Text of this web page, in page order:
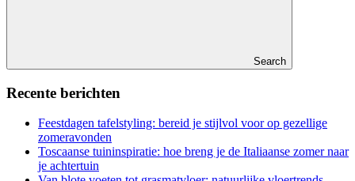
Search
Recente berichten
Feestdagen tafelstyling: bereid je stijlvol voor op gezellige
zomeravonden
Toscaanse tuininspiratie: hoe breng je de Italiaanse zomer naar
je achtertuin